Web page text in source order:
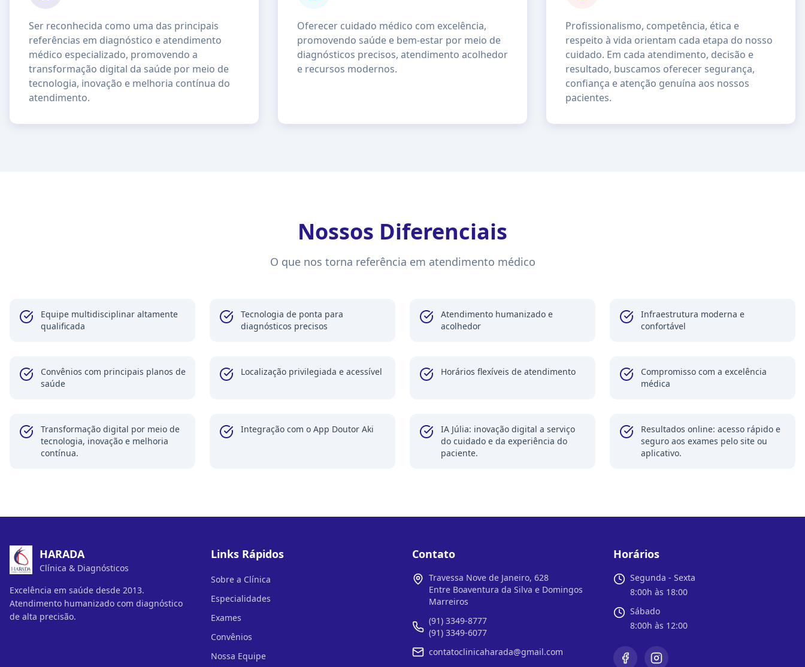
Ser reconhecida como uma das principais
referências em diagnóstico e atendimento
médico especializado, promovendo a
transformação digital da saúde por meio de
tecnologia, inovação e melhoria contínua do
atendimento.
Oferecer cuidado médico com excelência,
promovendo saúde e bem-estar por meio de
diagnósticos precisos, atendimento acolhedor
e recursos modernos.
Profissionalismo, competência, ética e
respeito à vida orientam cada etapa do nosso
cuidado. Em cada atendimento, decisão e
resultado, buscamos oferecer segurança,
confiança e atenção genuína aos nossos
pacientes.
Nossos Diferenciais
O que nos torna referência em atendimento médico
Equipe multidisciplinar altamente
qualificada
Tecnologia de ponta para
diagnósticos precisos
Atendimento humanizado e
acolhedor
Infraestrutura moderna e
confortável
Convênios com principais planos de
saúde
Localização privilegiada e acessível Horários flexíveis de atendimento
Compromisso com a excelência
médica
Transformação digital por meio de
tecnologia, inovação e melhoria
contínua.
Integração com o App Doutor Aki
IA Júlia: inovação digital a serviço
do cuidado e da experiência do
paciente.
Resultados online: acesso rápido e
seguro aos exames pelo site ou
aplicativo.
HARADA
Clínica & Diagnósticos
Excelência em saúde desde 2013.
Atendimento humanizado com diagnóstico
de alta precisão.
Links Rápidos
Sobre a Clínica
Especialidades
Exames
Convênios
Nossa Equipe
Contato
Travessa Nove de Janeiro, 628
Entre Boaventura da Silva e Domingos
Marreiros
(91) 3349-8777
(91) 3349-6077
contatoclinicaharada@gmail.com
Horários
Segunda - Sexta
8:00h às 18:00
Sábado
8:00h às 12:00